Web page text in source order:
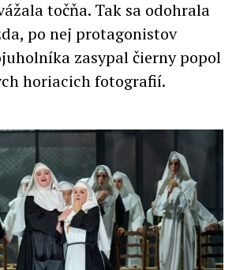
točňa. Tak sa odohrala
po nej protagonistov
zasypal čierny popol
horiacich fotografií.